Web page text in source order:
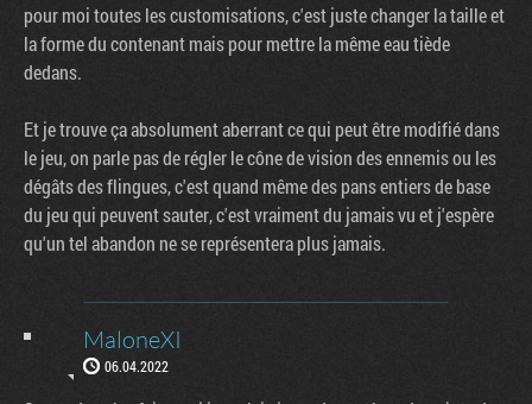
pour moi toutes les customisations, c'est juste changer la taille et
la forme du contenant mais pour mettre la même eau tiède
dedans.
Et je trouve ça absolument aberrant ce qui peut être modifié dans
le jeu, on parle pas de régler le cône de vision des ennemis ou les
dégâts des flingues, c'est quand même des pans entiers de base
du jeu qui peuvent sauter, c'est vraiment du jamais vu et j'espère
qu'un tel abandon ne se représentera plus jamais.
MaloneXI
06.04.2022